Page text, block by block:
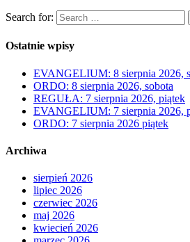
Search for:
Ostatnie wpisy
EVANGELIUM: 8 sierpnia 2026,
ORDO: 8 sierpnia 2026, sobota
REGUŁA: 7 sierpnia 2026, piątek
EVANGELIUM: 7 sierpnia 2026,
ORDO: 7 sierpnia 2026 piątek
Archiwa
sierpień 2026
lipiec 2026
czerwiec 2026
maj 2026
kwiecień 2026